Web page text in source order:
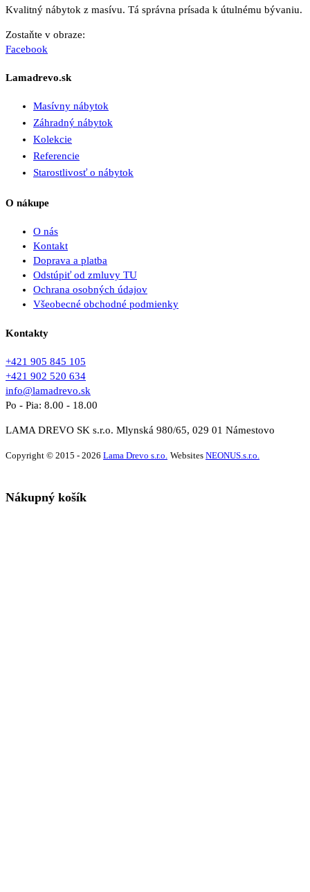
Kvalitný nábytok z masívu. Tá správna prísada k útulnému bývaniu.
Zostaňte v obraze:
Facebook
Lamadrevo.sk
Masívny nábytok
Záhradný nábytok
Kolekcie
Referencie
Starostlivosť o nábytok
O nákupe
O nás
Kontakt
Doprava a platba
Odstúpiť od zmluvy TU
Ochrana osobných údajov
Všeobecné obchodné podmienky
Kontakty
+421 905 845 105
+421 902 520 634
info@lamadrevo.sk
Po - Pia: 8.00 - 18.00
LAMA DREVO SK s.r.o. Mlynská 980/65, 029 01 Námestovo
Copyright © 2015 - 2026 Lama Drevo s.r.o. Websites NEONUS.s.r.o.
Nákupný košík